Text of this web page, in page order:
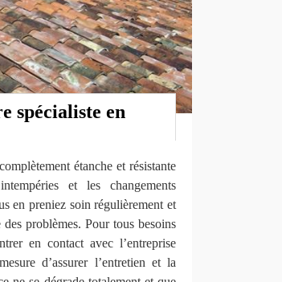
spécialiste en
étanche et résistante
et les changements
en preniez soin régulièrement et
problèmes. Pour tous besoins
en contact avec l’entreprise
d’assurer l’entretien et la